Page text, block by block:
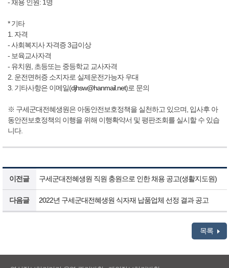
- 채용 인원: 1명
* 기타
1. 자격
- 사회복지사 자격증 3급이상
- 보육교사자격
- 유치원, 초등또는 중등학교 교사자격
2. 운전면허증 소지자로 실제운전가능자 우대
3. 기타사항은 이메일(djhsw@hanmail.net)로 문의
※ 구세군대전혜생원은 아동안전보호정책을 실천하고 있으며, 입사후 아
동안전보호정책의 이행을 위해 이행확약서 및 평판조회를 실시할 수 있습
니다.
이전글 구세군대전혜생원 직원 충원으로 인한 채용 공고(생활지도원)
다음글 2022년 구세군대전혜생원 식자재 납품업체 선정 결과 공고
목록